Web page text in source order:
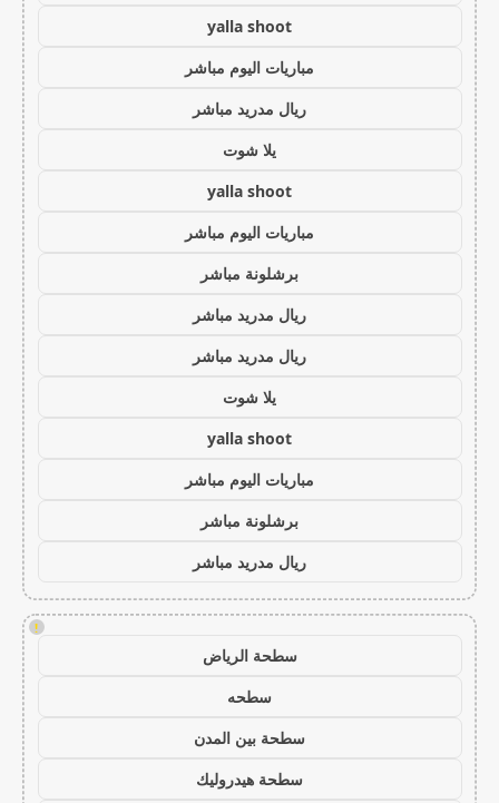
yalla shoot
مباريات اليوم مباشر
ريال مدريد مباشر
يلا شوت
yalla shoot
مباريات اليوم مباشر
برشلونة مباشر
ريال مدريد مباشر
ريال مدريد مباشر
يلا شوت
yalla shoot
مباريات اليوم مباشر
برشلونة مباشر
ريال مدريد مباشر
!
سطحة الرياض
سطحه
سطحة بين المدن
سطحة هيدروليك